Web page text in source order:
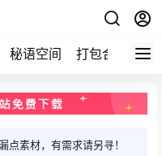
秘语空间 打包合集 关
素材，有需求请另寻！